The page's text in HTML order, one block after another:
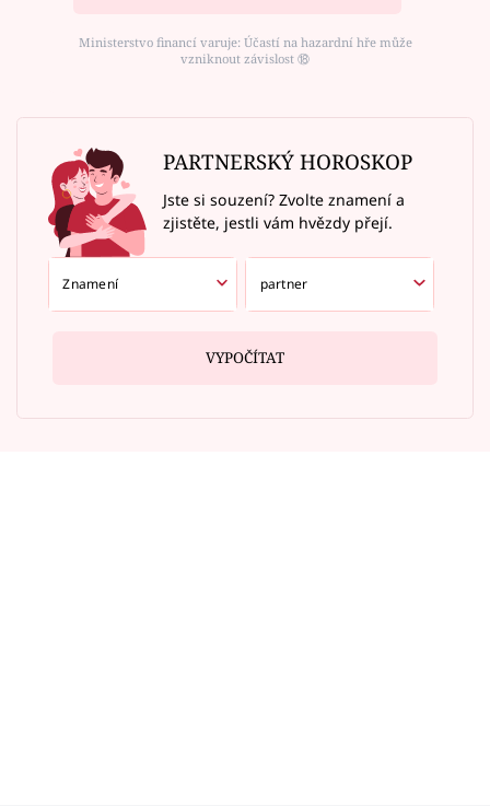
Ministerstvo financí varuje: Účastí na hazardní hře může
vzniknout závislost ⑱
PARTNERSKÝ HOROSKOP
Jste si souzení? Zvolte znamení a
zjistěte, jestli vám hvězdy přejí.
VYPOČÍTAT